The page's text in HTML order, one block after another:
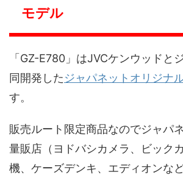
モデル
「GZ-E780」はJVCケンウッドと
同開発したジャパネットオリジナ
す。
販売ルート限定商品なのでジャパ
量販店（ヨドバシカメラ、ビック
機、ケーズデンキ、エディオンな